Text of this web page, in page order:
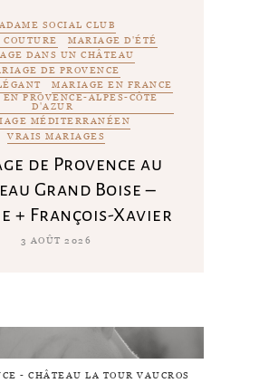
SOCIAL CLUB
MARIAGE D'ÉTÉ
DANS UN CHÂTEAU
DE PROVENCE
MARIAGE EN FRANCE
PROVENCE-ALPES-CÔTE
D'AZUR
MÉDITERRANÉEN
VRAIS MARIAGES
de Provence au
Grand Boise –
+ François-Xavier
3 AOÛT 2026
- CHÂTEAU LA TOUR VAUCROS